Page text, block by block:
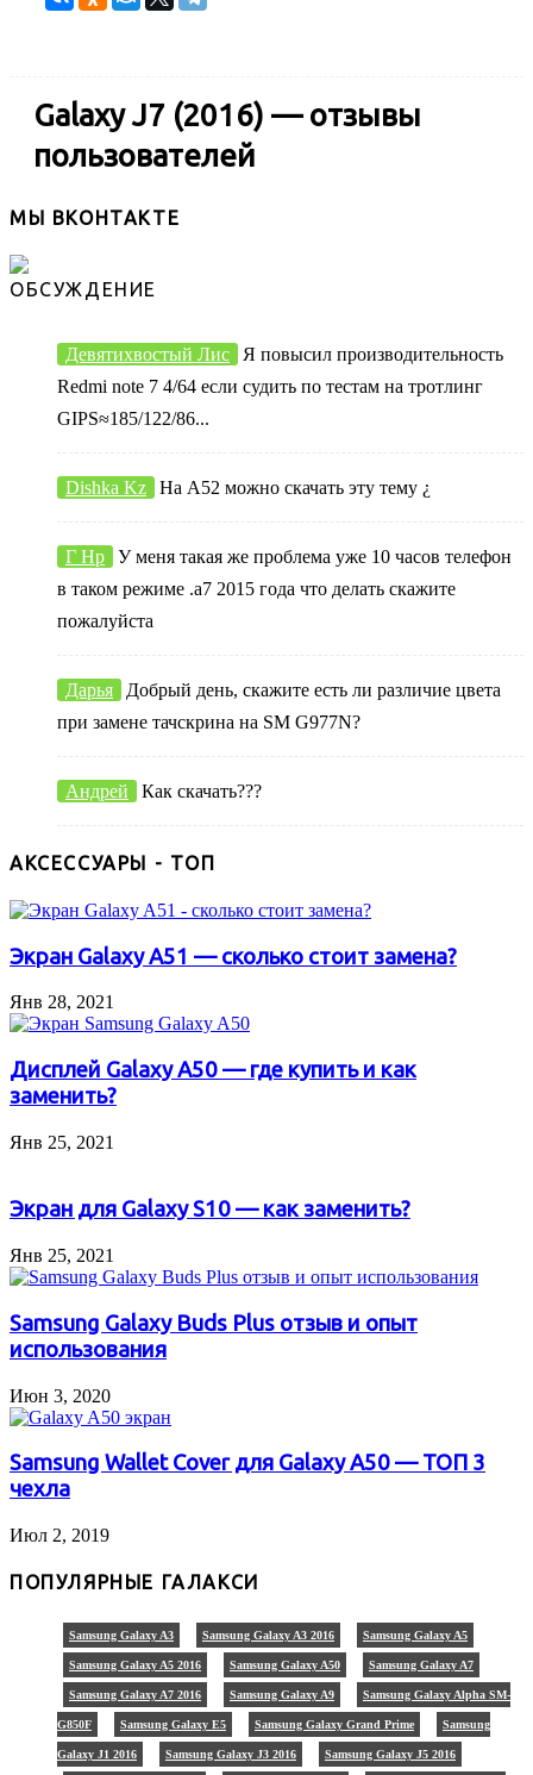
Galaxy J7 (2016) — отзывы
пользователей
МЫ ВКОНТАКТЕ
ОБСУЖДЕНИЕ
Девятихвостый Лис
Я повысил производительность
Redmi note 7 4/64 если судить по тестам на тротлинг
GIPS≈185/122/86...
Dishka Kz На А52 можно скачать эту тему ¿
Г Нр
У меня такая же проблема уже 10 часов телефон
в таком режиме .а7 2015 года что делать скажите
пожалуйста
Дарья
Добрый день, скажите есть ли различие цвета
при замене тачскрина на SM G977N?
Андрей Как скачать???
АКСЕССУАРЫ - ТОП
Экран Galaxy A51 — сколько стоит замена?
Янв 28, 2021
Дисплей Galaxy A50 — где купить и как
заменить?
Янв 25, 2021
Экран для Galaxy S10 — как заменить?
Янв 25, 2021
Samsung Galaxy Buds Plus отзыв и опыт
использования
Июн 3, 2020
Samsung Wallet Cover для Galaxy A50 — ТОП 3
чехла
Июл 2, 2019
ПОПУЛЯРНЫЕ ГАЛАКСИ
Samsung Galaxy A3 Samsung Galaxy A3 2016 Samsung Galaxy A5
Samsung Galaxy A5 2016 Samsung Galaxy A50 Samsung Galaxy A7
Samsung Galaxy A7 2016 Samsung Galaxy A9 Samsung Galaxy Alpha SM-
G850F Samsung Galaxy E5 Samsung Galaxy Grand Prime Samsung
Galaxy J1 2016 Samsung Galaxy J3 2016 Samsung Galaxy J5 2016